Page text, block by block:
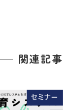
関連記事
セミナー